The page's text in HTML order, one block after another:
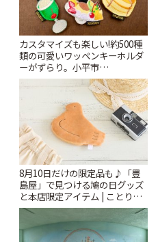
カスタマイズも楽しい!約500種
類の可愛いワッペンキーホルダ
ーがずらり。小平市
「Kimamaya T&K」 | ことりっ
8月10日だけの限定品も♪「豊
島屋」で見つける鳩の日グッズ
と本店限定アイテム | ことりっ
ぷ